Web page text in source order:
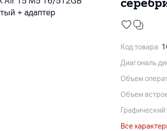
Код товара
Диагональ
Объем
Объем
Графический
Все